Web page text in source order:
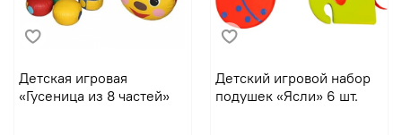
Детская игровая
«Гусеница из 8 частей»
Детский игровой набор
подушек «Ясли» 6 шт.